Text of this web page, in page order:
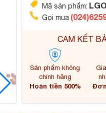
CAM KẾT
Sản phẩm không
chính hãng
Hoàn tiền 500%
Mã sản phẩm:
Gọi mua